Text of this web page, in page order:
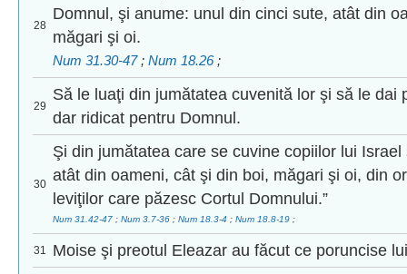
28
Domnul, şi anume: unul din cinci sute, atât din
măgari şi oi.
Num 31.30-47 ; Num 18.26 ;
29
Să le luaţi din jumătatea cuvenită lor şi să le dai
dar ridicat pentru Domnul.
30
Şi din jumătatea care se cuvine copiilor lui
atât din oameni, cât şi din boi, măgari şi oi, din
leviţilor care păzesc Cortul Domnului.”
Num 31.42-47 ; Num 3.7-36 ; Num 18.3-4 ; Num 18.8-19 ;
31 Moise şi preotul Eleazar au făcut ce poruncise